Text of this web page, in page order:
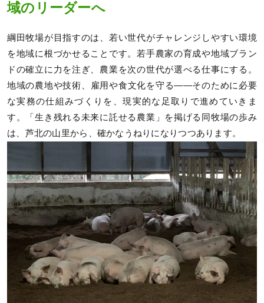
域のリーダーへ
綱田牧場が目指すのは、若い世代がチャレンジしやすい環境
を地域に根づかせることです。若手農家の育成や地域ブラン
ドの確立に力を注ぎ、農業を次の世代が選べる仕事にする。
地域の農地や技術、雇用や食文化を守る——そのために必要
な実務の仕組みづくりを、現実的な足取りで進めていきま
す。「生き残れる未来に託せる農業」を掲げる同牧場の歩み
は、芦北の山里から、確かなうねりになりつつあります。